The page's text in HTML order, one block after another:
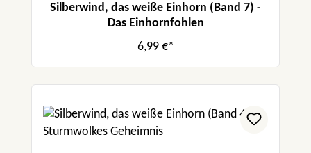
Silberwind, das weiße Einhorn (Band 7) -
Das Einhornfohlen
6,99 €*